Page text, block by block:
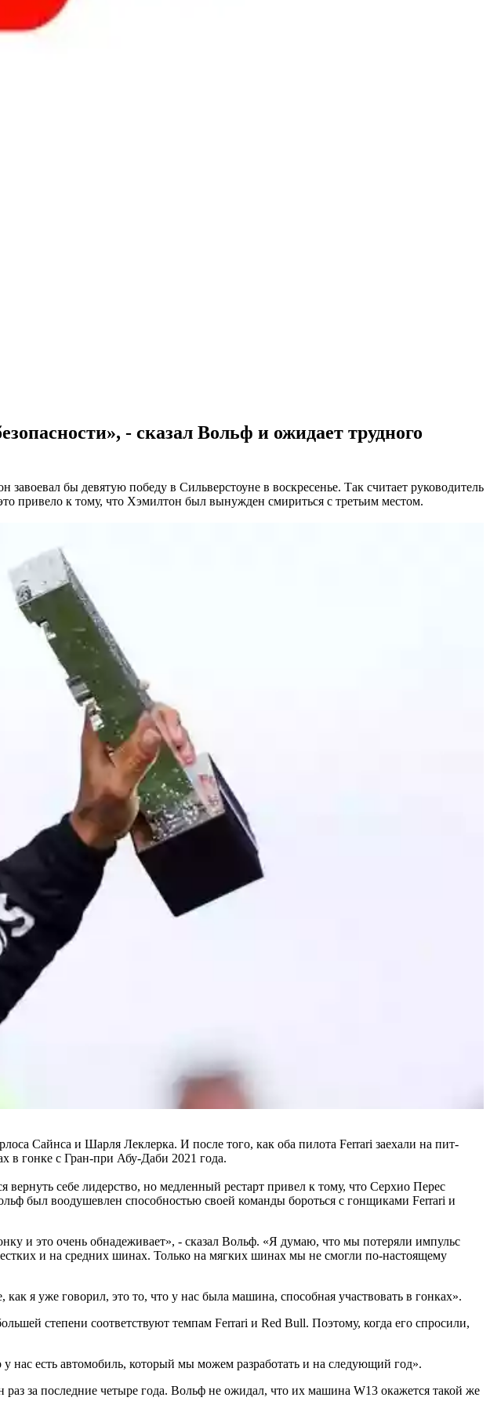
- сказал Вольф и ожидает трудного
бы девятую победу в Сильверстоуне в воскресенье. Так считает руководитель
привело к тому, что Хэмилтон был вынужден смириться с третьим местом.
Сайнса и Шарля Леклерка. И после того, как оба пилота Ferrari заехали на пит-
в гонке с Гран-при Абу-Даби 2021 года.
себе лидерство, но медленный рестарт привел к тому, что Серхио Перес
был воодушевлен способностью своей команды бороться с гонщиками Ferrari и
и это очень обнадеживает», - сказал Вольф. «Я думаю, что мы потеряли импульс
и на средних шинах. Только на мягких шинах мы не смогли по-настоящему
я уже говорил, это то, что у нас была машина, способная участвовать в гонках».
степени соответствуют темпам Ferrari и Red Bull. Поэтому, когда его спросили,
есть автомобиль, который мы можем разработать и на следующий год».
за последние четыре года. Вольф не ожидал, что их машина W13 окажется такой же